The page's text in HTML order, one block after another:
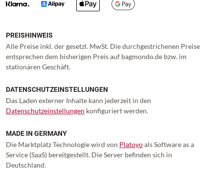
PREISHINWEIS
Alle Preise inkl. der gesetzl. MwSt. Die durchgestrichenen Preise
entsprechen dem bisherigen Preis auf bagmondo.de bzw. im
stationären Geschäft.
DATENSCHUTZEINSTELLUNGEN
Das Laden externer Inhalte kann jederzeit in den
Datenschutzeinstellungen konfiguriert werden.
MADE IN GERMANY
Die Marktplatz Technologie wird von Platoyoals Software as a
Service (SaaS) bereitgestellt. Die Server befinden sich in
Deutschland.